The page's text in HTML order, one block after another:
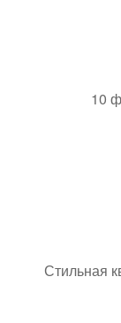
10
Стильная